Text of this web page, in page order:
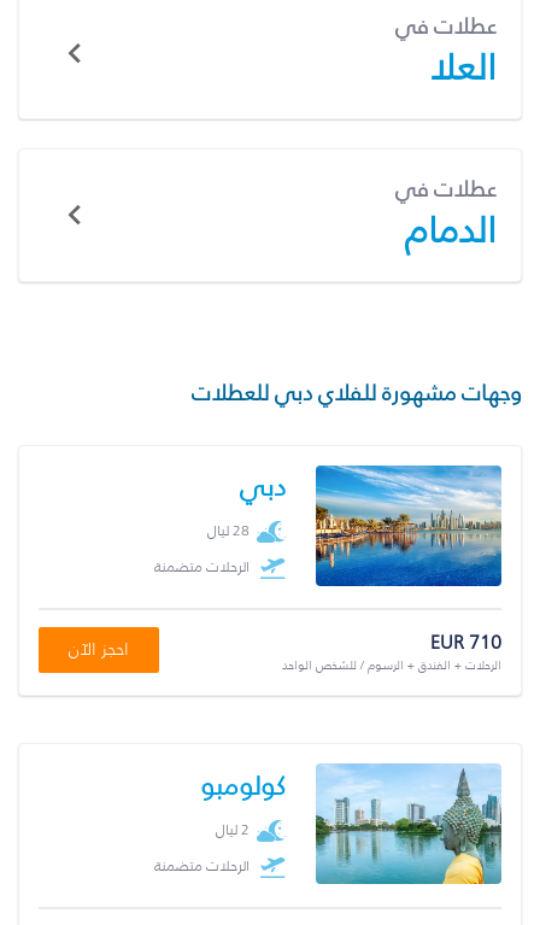
عطلات في
العلا
عطلات في
الدمام
وجهات مشهورة للفلاي دبي للعطلات
دبي
28 ليال
الرحلات متضمنة
EUR 710
الرحلات + الفندق + الرسوم / للشخص الواحد
احجز الآن
كولومبو
2 ليال
الرحلات متضمنة